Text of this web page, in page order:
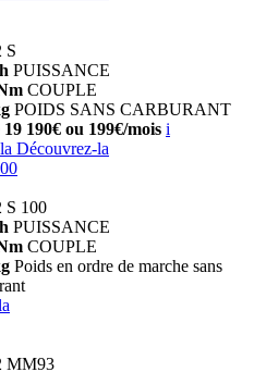
S
PUISSANCE
COUPLE
POIDS SANS CARBURANT
190€ ou 199€/mois i
Découvrez-la
S 100
PUISSANCE
COUPLE
Poids en ordre de marche sans
MM93